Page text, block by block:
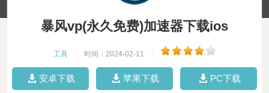
暴风vp(永久免费)加速器下载ios
工具 时间：2024-02-11
安卓下载 苹果下载 PC下载